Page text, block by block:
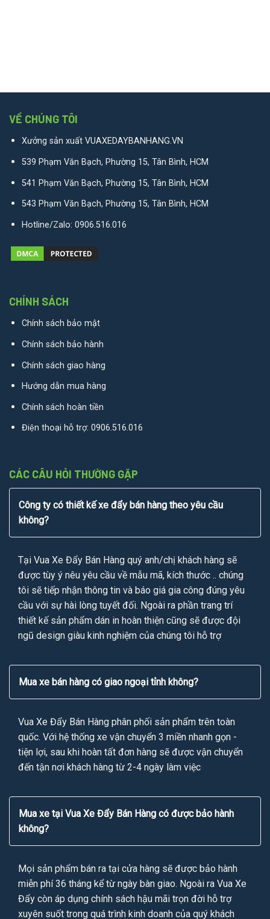
VỀ CHÚNG TÔI
Xưởng sản xuất VUAXEDAYBANHANG.VN
539 Phạm Văn Bạch, Phường 15, Tân Bình, HCM
541 Phạm Văn Bạch, Phường 15, Tân Bình, HCM
543 Phạm Văn Bạch, Phường 15, Tân Bình, HCM
Hotline/Zalo: 0906.516.016
CHÍNH SÁCH
Chính sách bảo mật
Chính sách bảo hành
Chính sách giao hàng
Hướng dẫn mua hàng
Chính sách hoàn tiền
Điện thoại hỗ trợ: 0906.516.016
CÁC CÂU HỎI THƯỜNG GẶP
Công ty có thiết kế xe đẩy bán hàng theo yêu cầu
không?
Tại Vua Xe Đẩy Bán Hàng quý anh/chị khách hàng sẽ
được tùy ý nêu yêu cầu về mẫu mã, kích thước .. chúng
tôi sẽ tiếp nhận thông tin và báo giá gia công đúng yêu
cầu với sự hài lòng tuyết đối. Ngoài ra phần trang trí
thiết kế sản phẩm dán in hoàn thiện cũng sẽ được đội
ngũ design giàu kinh nghiệm của chúng tôi hỗ trợ
Mua xe bán hàng có giao ngoại tỉnh không?
Vua Xe Đẩy Bán Hàng phân phối sản phẩm trên toàn
quốc. Với hệ thống xe vận chuyển 3 miền nhanh gọn -
tiện lợi, sau khi hoàn tất đơn hàng sẽ được vận chuyển
đến tận nơi khách hàng từ 2-4 ngày làm việc
Mua xe tại Vua Xe Đẩy Bán Hàng có được bảo hành
không?
Mọi sản phẩm bán ra tại cửa hàng sẽ được bảo hành
miễn phí 36 tháng kể từ ngày bàn giao. Ngoài ra Vua Xe
Đẩy còn áp dụng chính sách hậu mãi trọn đời hỗ trợ
xuyên suốt trong quá trình kinh doanh của quý khách